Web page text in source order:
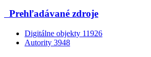
Prehľadávané zdroje
Digitálne objekty 11926
Autority 3948